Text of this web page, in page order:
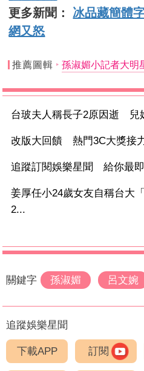
更多新聞： 冰品藏簡體
網又怒
推薦圖輯 孫淑媚小記者大明
台玻夫人稱長子2原因逝 兒
改版大回饋 熱門3C大獎接
追蹤訂閱娛樂星聞 給你最
姜厚任小24歲女友自稱台大
2...
關鍵字 孫淑媚 呂文婉
追蹤娛樂星聞
下載APP 訂閱